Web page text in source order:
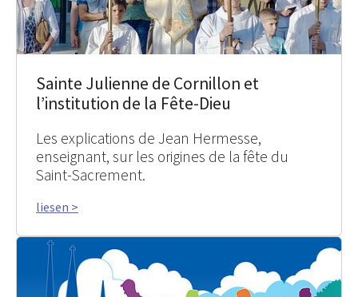
Sainte Julienne de Cornillon et
l’institution de la Fête-Dieu
Les explications de Jean Hermesse,
enseignant, sur les origines de la fête du
Saint-Sacrement.
liesen >